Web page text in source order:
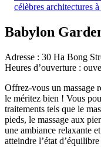
célèbres architectures
Babylon
Adresse : 30 Ha Bong
Heures d’ouverture :
Offrez-vous un massage
le méritez bien ! Vous
traitements tels que le
pieds, le massage aux
une ambiance relaxante
atteindre l’état